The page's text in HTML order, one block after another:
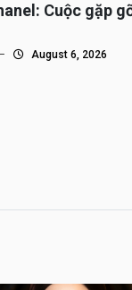
Cuộc gặp
August 6, 2026